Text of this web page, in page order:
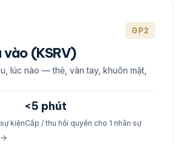
GP2
(KSRV)
lúc nào — thẻ, vân tay, khuôn mặt,
kiện
<5 phút
Cấp / thu hồi quyền cho 1 nhân sự